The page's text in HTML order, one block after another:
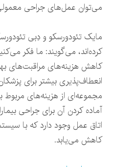
می‌توان عمل‌های جراحی
مایک تئودورسکو و دِبی
کاهش هزینه‌های مراقبت‌های
انعطاف‌پذیری بیشتر برای
مجموعه‌ای از هزینه‌های مربوط
آماده کردن آن برای جراحی
اتاق عمل وجود دارد که با
کاهش می‌یابد.